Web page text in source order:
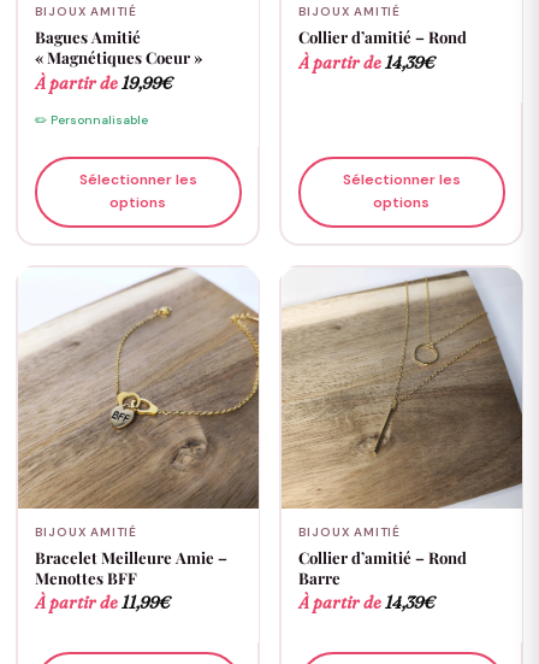
BIJOUX AMITIÉ
Bagues Amitié
« Magnétiques Coeur »
À partir de 19,99€
✏️ Personnalisable
Sélectionner les
options
BIJOUX AMITIÉ
Collier d’amitié – Rond
À partir de 14,39€
Sélectionner les
options
BIJOUX AMITIÉ
Bracelet Meilleure Amie –
Menottes BFF
À partir de11,99€
BIJOUX AMITIÉ
Collier d’amitié – Rond
Barre
À partir de14,39€